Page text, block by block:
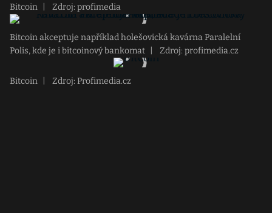
Bitcoin Zdroj: profimedia
Bitcoin akceptuje například holešovická kavárna Paralelní
Polis, kde je i bitcoinový bankomat
Zdroj: profimedia.cz
Bitcoin Zdroj: Profimedia.cz